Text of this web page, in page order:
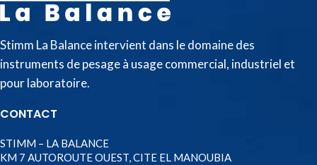
Stimm La Balance intervient dans le domaine des
instruments de pesage à usage commercial, industriel et
pour laboratoire.
CONTACT
STIMM – LA BALANCE
KM 7 AUTOROUTE OUEST, CITE EL MANOUBIA